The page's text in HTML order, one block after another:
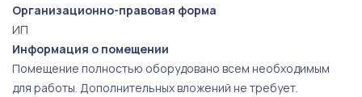
Организационно-правовая форма
ИП
Информация о помещении
Помещение полностью оборудовано всем необходимым
для работы. Дополнительных вложений не требует.